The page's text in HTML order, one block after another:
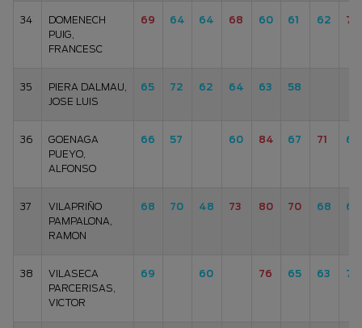
34
DOMENECH
PUIG,
FRANCESC
69 64 64 68 60 61 62 72
35
PIERA DALMAU,
JOSE LUIS
65 72 62 64 63 58
36
GOENAGA
PUEYO,
ALFONSO
66 57 60 84 67 71 69
37
VILAPRIÑO
PAMPALONA,
RAMON
68 70 48 73 80 70 68 66
38
VILASECA
PARCERISAS,
VICTOR
69 60 76 65 63 75